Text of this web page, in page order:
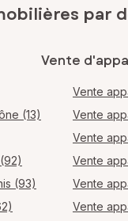
par
(13)
(93)
Vente
Vente
Vente
Vente
Vente
Vente
Vente